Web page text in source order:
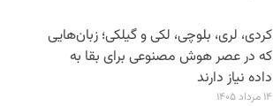
کردی، لری، بلوچی، لکی و گیلکی؛ زبان‌هایی
که در عصر هوش مصنوعی برای بقا به
داده نیاز دارند
۱۴ مرداد ۱۴۰۵